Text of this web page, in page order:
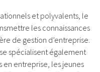
et polyvalents, le
les connaissances
de gestion d’entreprise.
spécialisent également
en entreprise, les jeunes